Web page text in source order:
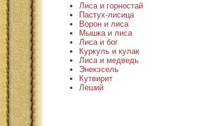
Лиса и горностай
Пастух-лисица
Ворон и лиса
Мышка и лиса
Лиса и бог
Куркуль и кулак
Лиса и медведь
Энекэсель
Кутвирит
Леший